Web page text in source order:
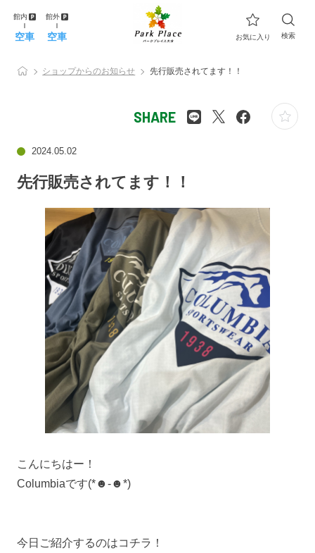
館内
空車
館外
空車 お気に入り 検索
ショップからのお知らせ 先行販売されてます！！
SHARE
2024.05.02
先行販売されてます！！
こんにちはー！
Columbiaです(*☻-☻*)
今日ご紹介するのはコチラ！